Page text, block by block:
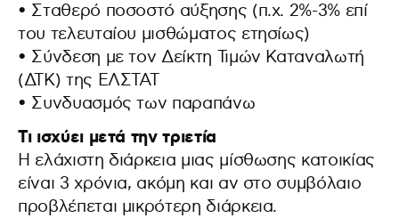
• Σταθερό ποσοστό αύξησης (π.χ. 2%-3% επί
του τελευταίου μισθώματος ετησίως)
• Σύνδεση με τον Δείκτη Τιμών Καταναλωτή
(ΔΤΚ) της ΕΛΣΤΑΤ
• Συνδυασμός των παραπάνω
Τι ισχύει μετά την τριετία
Η ελάχιστη διάρκεια μιας μίσθωσης κατοικίας
είναι 3 χρόνια, ακόμη και αν στο συμβόλαιο
προβλέπεται μικρότερη διάρκεια.